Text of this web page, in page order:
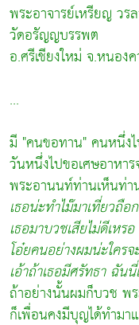
พระอาจารย์เหรียญ วร
วัดอรัญญบรรพต
อ.ศรีเชียงใหม่ จ.หนอง
...
มี "คนขอทาน"คนหนึ่ง
วันหนึ่งไปขอเศษอาหาร
พระอานนท์ท่านเห็นท่
เธอน่ะทำไม๊มาเที่ยวถื
เธอมาบวชเสียไม่ดีเห
โอ๋ยคนอย่างผมน่ะใคร
เอ้าถ้าเธอมีศรัทธา ฉัน
ถ้าอย่างนั้นผมก็บวช พ
ก็เพื่อนคงมีบุญได้ทำม